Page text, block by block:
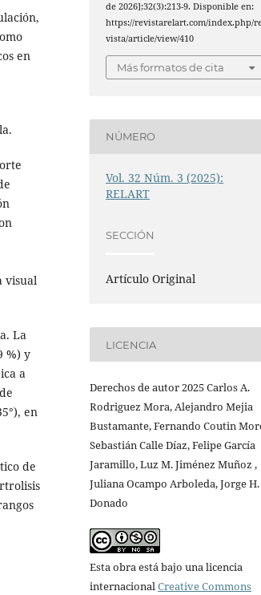
en
visual
La
%) y
a
en
de
de 2026];32(3):213-9. Disponible en:
https://revistarelart.com/index.php/
vista/article/view/410
Más formatos de cita
NÚMERO
Vol. 32 Núm. 3 (2025):
RELART
SECCIÓN
Artículo Original
LICENCIA
Derechos de autor 2025 Carlos A.
Rodriguez Mora, Alejandro Mejia
Bustamante, Fernando Coutin
Sebastián Calle Díaz, Felipe García
Jaramillo, Luz M. Jiménez Muñoz ,
Juliana Ocampo Arboleda, Jorge H.
Donado
Esta obra está bajo una licencia
internacionalCreative Commons